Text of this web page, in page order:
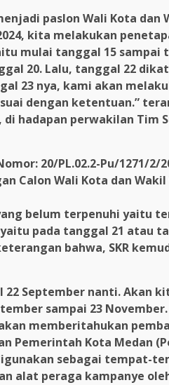
paslon Wali Kota dan
kita melakukan
mulai tanggal 15 sampai
20. Lalu, tanggal 22
23 nya, kami akan
dengan ketentuan.”
hadapan perwakilan Tim
20/PL.02.2-Pu/1271/2/
Calon Wali Kota dan
belum terpenuhi yaitu
pada tanggal 21 atau
bahwa, SKR
September nanti. Akan
sampai 23
memberitahukan
Pemerintah Kota Medan
sebagai tempat-
alat peraga kampanye